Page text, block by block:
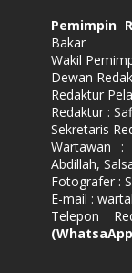
Pemimpin
Bakar
Wakil
Dewan
Redaktur
Redaktur :
Sekretaris
Wartawan :
Abdillah,
Fotografer :
E-mail :
Telepon